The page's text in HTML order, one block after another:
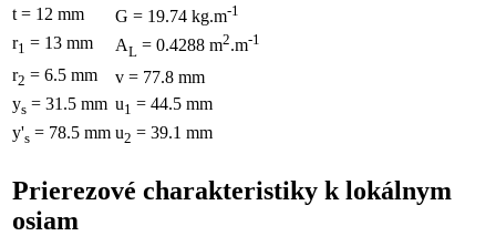
t = 12 mm G = 19.74 kg.m-1
r1 = 13 mm AL = 0.4288 m2.m-1
r2 = 6.5 mm
v = 77.8 mm
ys = 31.5 mm u1 = 44.5 mm
y's = 78.5 mm u2 = 39.1 mm
Prierezové charakteristiky k lokálnym
osiam